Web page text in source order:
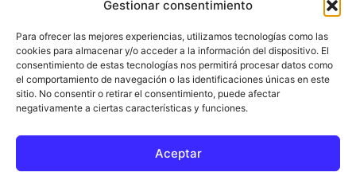
Gestionar consentimiento
Para ofrecer las mejores experiencias, utilizamos tecnologías como las
cookies para almacenar y/o acceder a la información del dispositivo. El
consentimiento de estas tecnologías nos permitirá procesar datos como
el comportamiento de navegación o las identificaciones únicas en este
sitio. No consentir o retirar el consentimiento, puede afectar
negativamente a ciertas características y funciones.
Aceptar
Francisco E. López López | 639 95 71 95 | Noticias de
Alhaurín de la Torre, Málaga y Provincia|
Contáctanos:info@alhaurindelatorre.com
SÍGUENOS